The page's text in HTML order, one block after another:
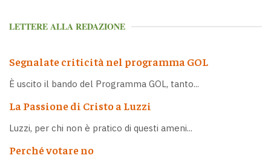
LETTERE ALLA REDAZIONE
Segnalate criticità nel programma GOL
È uscito il bando del Programma GOL, tanto...
La Passione di Cristo a Luzzi
Luzzi, per chi non è pratico di questi ameni...
Perché votare no